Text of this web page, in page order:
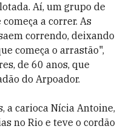
Aí, um grupo de
a correr. As
correndo, deixando
começa o arrastão",
de 60 anos, que
do Arpoador.
a carioca Nícia Antoine,
no Rio e teve o cordão